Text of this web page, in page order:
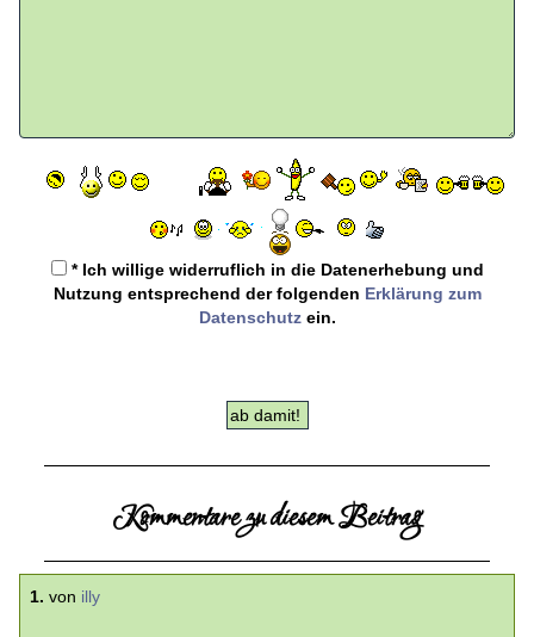
* Ich willige widerruflich in die Datenerhebung und
Nutzung entsprechend der folgenden Erklärung zum
Datenschutzein.
Kommentare zu diesem Beitrag
1. von illy